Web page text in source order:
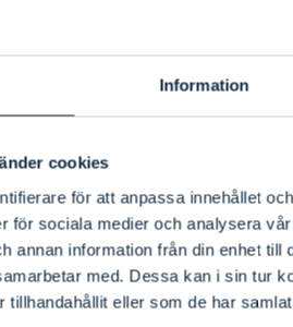
Information
cookies
för att anpassa innehållet
för sociala medier och analysera
annan information från din enhet
med. Dessa kan i sin tur
tillhandahållit eller som de har